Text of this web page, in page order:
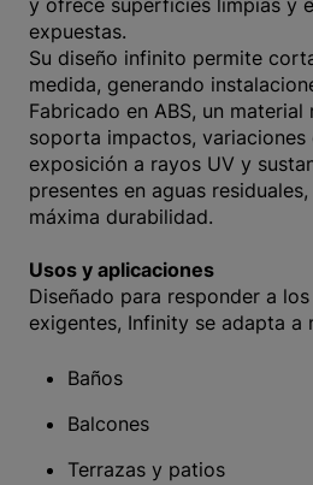
expuestas.
Su diseño infinito permite
medida, generando
Fabricado en ABS, un
soporta impactos, variaciones
exposición a rayos UV y
presentes en aguas
máxima durabilidad.
Usos y aplicaciones
Diseñado para responder a
exigentes, Infinity se adapta a
Baños
Balcones
Terrazas y patios